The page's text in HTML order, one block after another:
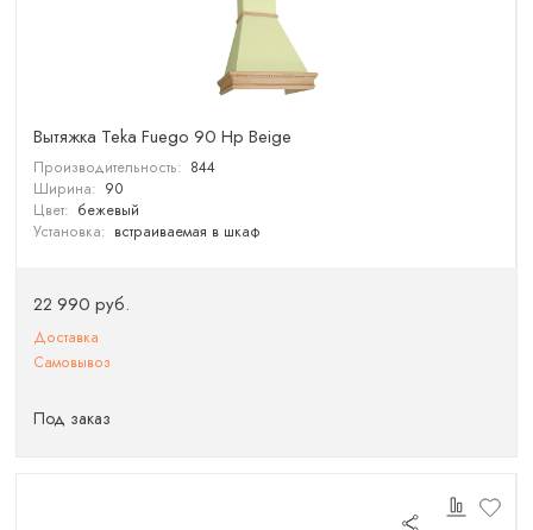
Вытяжка Teka Fuego 90 Hp Beige
Производительность: 844
Ширина: 90
Цвет: бежевый
Установка: встраиваемая в шкаф
22 990 руб.
Доставка
Самовывоз
Под заказ